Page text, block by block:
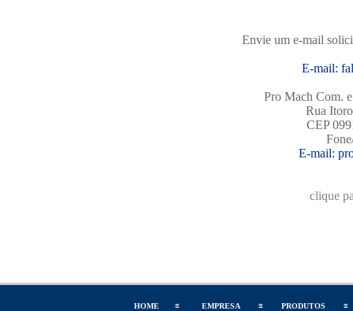
Envie um e-mail
E-mail:
Pro Mach Com.
Rua
CEP
E-mail:
clique
HOME ≡ EMPRESA ≡ PRODUTOS ≡